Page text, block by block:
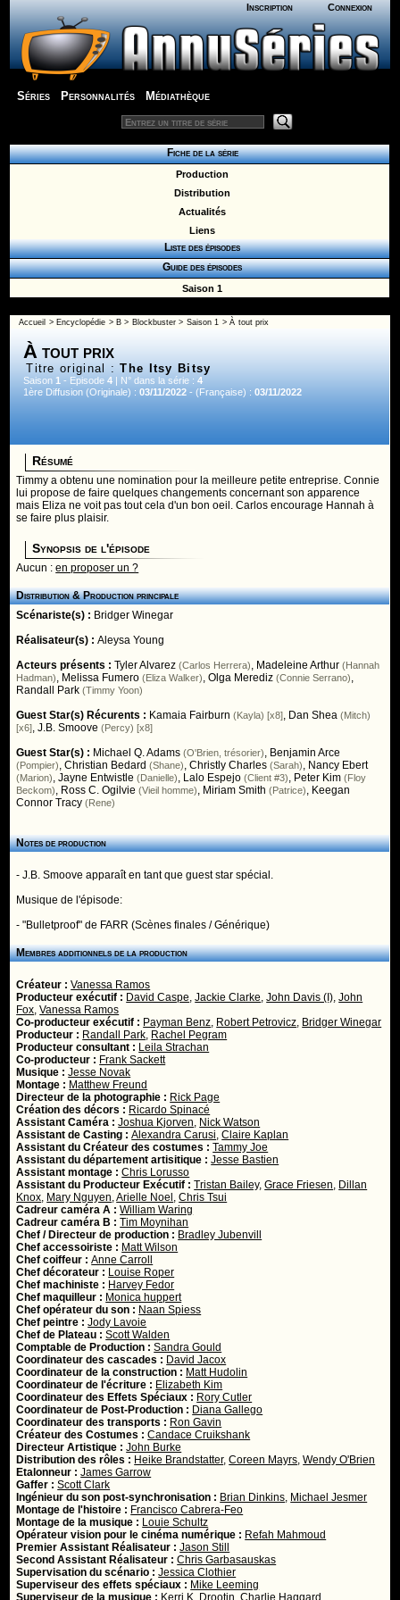
Inscription Connexion
Séries Personnalités Médiathèque
Fiche de la série
Production
Distribution
Actualités
Liens
Liste des épisodes
Guide des épisodes
Saison 1
Accueil > Encyclopédie > B > Blockbuster> Saison 1 > À tout prix
À tout prix
Titre original :The Itsy Bitsy
Saison1 - Episode4 | N° dans la série :4
1ère Diffusion (Originale) :03/11/2022 - (Française) :03/11/2022
Résumé
Timmy a obtenu une nomination pour la meilleure petite entreprise. Connie
lui propose de faire quelques changements concernant son apparence
mais Eliza ne voit pas tout cela d'un bon oeil. Carlos encourage Hannah à
se faire plus plaisir.
Synopsis de l'épisode
Aucun :en proposer un ?
Distribution & Production principale
Scénariste(s) : Bridger Winegar
Réalisateur(s) :Aleysa Young
Acteurs présents :Tyler Alvarez (Carlos Herrera), Madeleine Arthur (Hannah
Hadman), Melissa Fumero (Eliza Walker),Olga Merediz (Connie Serrano),
Randall Park (Timmy Yoon)
Guest Star(s) Récurents : Kamaia Fairburn (Kayla) [x8], Dan Shea (Mitch)
[x6],J.B. Smoove (Percy) [x8]
Guest Star(s) : Michael Q. Adams (O'Brien, trésorier), Benjamin Arce
(Pompier),Christian Bedard (Shane),Christly Charles (Sarah), Nancy Ebert
(Marion),Jayne Entwistle (Danielle), Lalo Espejo (Client #3), Peter Kim (Floy
Beckom), Ross C. Ogilvie (Vieil homme), Miriam Smith (Patrice), Keegan
Connor Tracy (Rene)
Notes de production
- J.B. Smoove apparaît en tant que guest star spécial.
Musique de l'épisode:
- "Bulletproof" de FARR (Scènes finales / Générique)
Membres additionnels de la production
Créateur :Vanessa Ramos
Producteur exécutif : David Caspe,Jackie Clarke,John Davis (I),John
Fox,Vanessa Ramos
Co-producteur exécutif : Payman Benz, Robert Petrovicz, Bridger Winegar
Producteur : Randall Park, Rachel Pegram
Producteur consultant : Leila Strachan
Co-producteur : Frank Sackett
Musique :Jesse Novak
Montage : Matthew Freund
Directeur de la photographie : Rick Page
Création des décors : Ricardo Spinacé
Assistant Caméra :Joshua Kjorven, Nick Watson
Assistant de Casting :Alexandra Carusi,Claire Kaplan
Assistant du Créateur des costumes :Tammy Joe
Assistant du département artisitique :Jesse Bastien
Assistant montage :Chris Lorusso
Assistant du Producteur Exécutif :Tristan Bailey,Grace Friesen, Dillan
Knox, Mary Nguyen,Arielle Noel ,Chris Tsui
Cadreur caméra A :William Waring
Cadreur caméra B :Tim Moynihan
Chef / Directeur de production : Bradley Jubenvill
Chef accessoiriste : Matt Wilson
Chef coiffeur :Anne Carroll
Chef décorateur : Louise Roper
Chef machiniste : Harvey Fedor
Chef maquilleur : Monica huppert
Chef opérateur du son : Naan Spiess
Chef peintre :Jody Lavoie
Chef de Plateau :Scott Walden
Comptable de Production :Sandra Gould
Coordinateur des cascades : David Jacox
Coordinateur de la construction : Matt Hudolin
Coordinateur de l'écriture : Elizabeth Kim
Coordinateur des Effets Spéciaux : Rory Cutler
Coordinateur de Post-Production : Diana Gallego
Coordinateur des transports : Ron Gavin
Créateur des Costumes :Candace Cruikshank
Directeur Artistique :John Burke
Distribution des rôles : Heike Brandstatter,Coreen Mayrs,Wendy O'Brien
Etalonneur :James Garrow
Gaffer :Scott Clark
Ingénieur du son post-synchronisation : Brian Dinkins, Michael Jesmer
Montage de l'histoire : Francisco Cabrera-Feo
Montage de la musique : Louie Schultz
Opérateur vision pour le cinéma numérique : Refah Mahmoud
Premier Assistant Réalisateur :Jason Still
Second Assistant Réalisateur :Chris Garbasauskas
Supervisation du scénario :Jessica Clothier
Superviseur des effets spéciaux : Mike Leeming
Superviseur de la musique : Kerri K. Drootin ,Charlie Haggard